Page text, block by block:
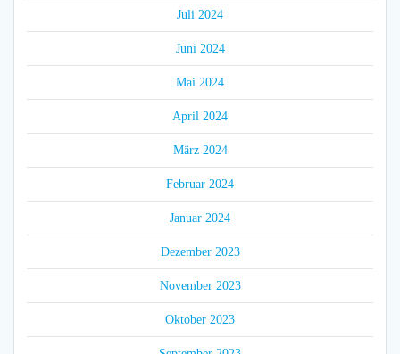
Juli 2024
Juni 2024
Mai 2024
April 2024
März 2024
Februar 2024
Januar 2024
Dezember 2023
November 2023
Oktober 2023